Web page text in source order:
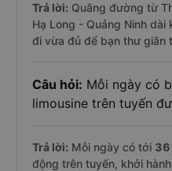
Trả lời: Quãng đường từ
Hạ Long - Quảng Ninh dài
đi vừa đủ để bạn thư giãn
Câu hỏi: Mỗi ngày có
limousine trên tuyến
Trả lời: Mỗi ngày có tới 36
động trên tuyến, khởi